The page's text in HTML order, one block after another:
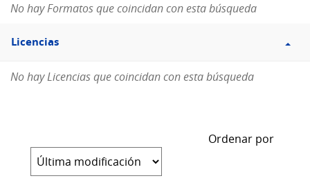
No hay Formatos que coincidan con esta búsqueda
Filtro
Licencias
Licencias
No hay Licencias que coincidan con esta búsqueda
Ordenar por